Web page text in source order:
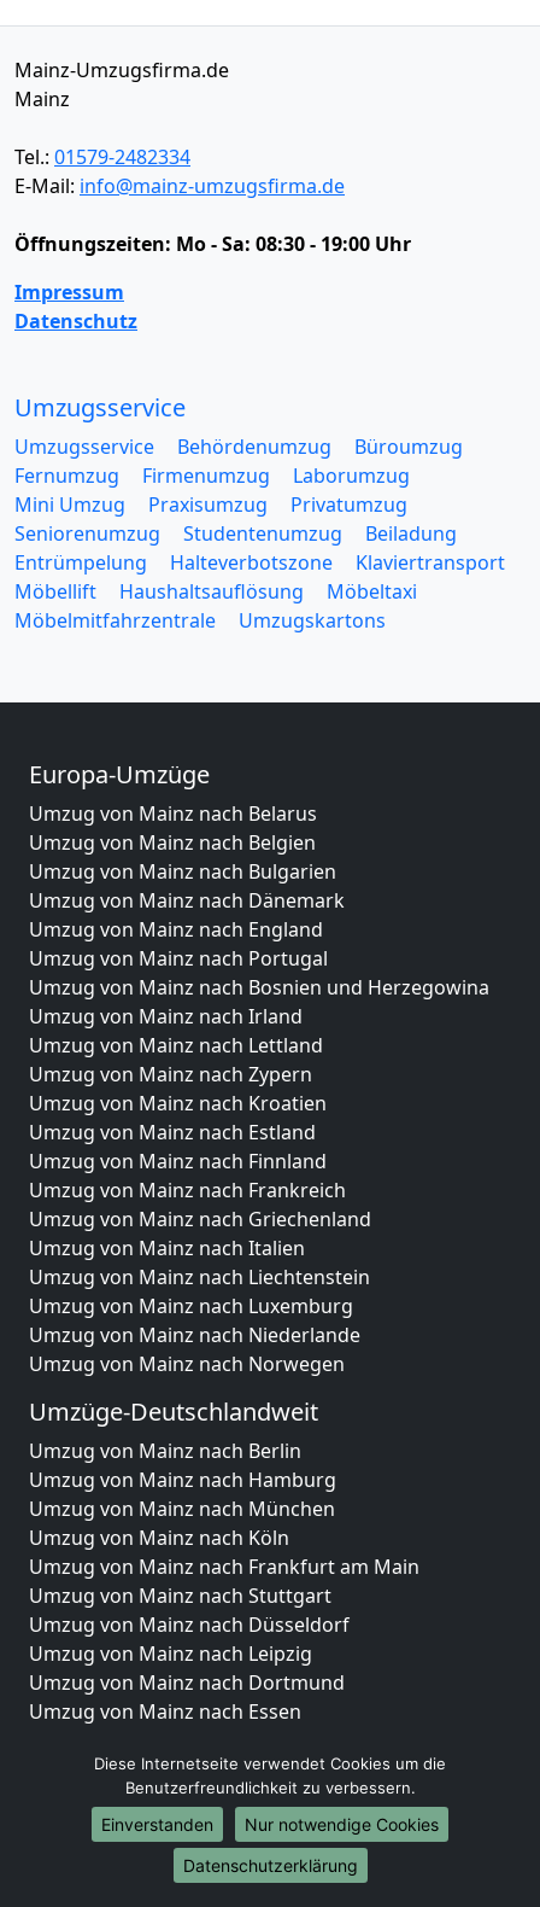
Mainz-Umzugsfirma.de
Mainz
Tel.: 01579-2482334
E-Mail: info@mainz-umzugsfirma.de
Öffnungszeiten: Mo - Sa: 08:30 - 19:00 Uhr
Impressum
Datenschutz
Umzugsservice
Umzugsservice Behördenumzug
Büroumzug
Fernumzug
Firmenumzug
Laborumzug
Mini Umzug
Praxisumzug
Privatumzug
Seniorenumzug
Studentenumzug
Beiladung
Entrümpelung
Halteverbotszone
Klaviertransport
Möbellift
Haushaltsauflösung
Möbeltaxi
Möbelmitfahrzentrale
Umzugskartons
Europa-Umzüge
Umzug von Mainz nach Belarus
Umzug von Mainz nach Belgien
Umzug von Mainz nach Bulgarien
Umzug von Mainz nach Dänemark
Umzug von Mainz nach England
Umzug von Mainz nach Portugal
Umzug von Mainz nach Bosnien und Herzegowina
Umzug von Mainz nach Irland
Umzug von Mainz nach Lettland
Umzug von Mainz nach Zypern
Umzug von Mainz nach Kroatien
Umzug von Mainz nach Estland
Umzug von Mainz nach Finnland
Umzug von Mainz nach Frankreich
Umzug von Mainz nach Griechenland
Umzug von Mainz nach Italien
Umzug von Mainz nach Liechtenstein
Umzug von Mainz nach Luxemburg
Umzug von Mainz nach Niederlande
Umzug von Mainz nach Norwegen
Umzüge-Deutschlandweit
Umzug von Mainz nach Berlin
Umzug von Mainz nach Hamburg
Umzug von Mainz nach München
Umzug von Mainz nach Köln
Umzug von Mainz nach Frankfurt am Main
Umzug von Mainz nach Stuttgart
Umzug von Mainz nach Düsseldorf
Umzug von Mainz nach Leipzig
Umzug von Mainz nach Dortmund
Umzug von Mainz nach Essen
Umzug von Mainz nach Dresden
Umzug von Mainz nach Hannover
Umzug von Mainz nach Nürnberg
Umzug von Mainz nach Duisburg
Umzug von Mainz nach Bochum
Diese Internetseite verwendet Cookies um die
Benutzerfreundlichkeit zu verbessern.
Einverstanden
Nur notwendige Cookies
Datenschutzerklärung